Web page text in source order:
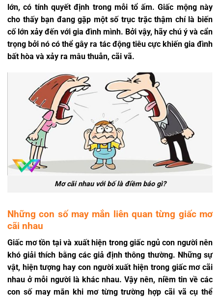
lớn, có tính quyết định trong mỗi tổ ấm. Giấc mộng này
cho thấy bạn đang gặp một số trục trặc thậm chí là biến
cố lớn xảy đến với gia đình mình. Bởi vậy, hãy chú ý và cẩn
trọng bởi nó có thể gây ra tác động tiêu cực khiến gia đình
bất hòa và xảy ra mâu thuẫn, cãi vã.
Mơ cãi nhau với bố là điềm báo gì?
Những con số may mắn liên quan từng giấc mơ
cãi nhau
Giấc mơ tồn tại và xuất hiện trong giấc ngủ con người nên
khó giải thích bằng các giả định thông thường. Những sự
vật, hiện tượng hay con người xuất hiện trong giấc mơ cãi
nhau ở mỗi người là khác nhau. Vậy nên, niềm tin về các
con số may mắn khi mơ từng trường hợp cãi vã cụ thể